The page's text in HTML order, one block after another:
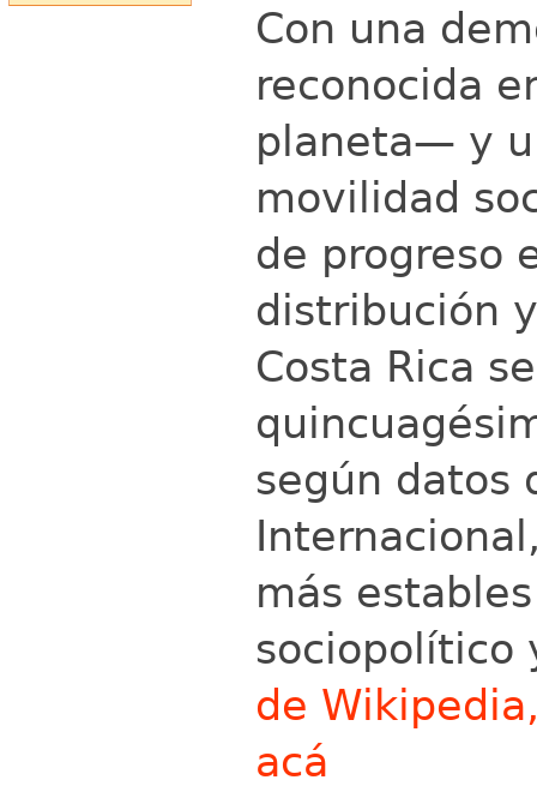
Con una
reconocida
planeta— y
movilidad
de progreso
distribución
Costa Rica
según datos
más
sociopolítico
de
acá